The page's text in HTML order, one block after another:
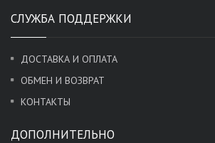
СЛУЖБА ПОДДЕРЖКИ
ДОСТАВКА И ОПЛАТА
ОБМЕН И ВОЗВРАТ
КОНТАКТЫ
ДОПОЛНИТЕЛЬНО